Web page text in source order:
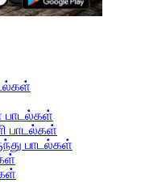
பாடல்கள்
பாடல்கள்
பாடல்கள்